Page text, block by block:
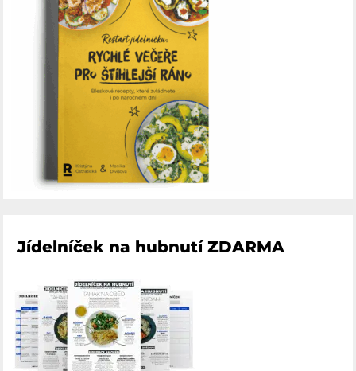
Jídelníček na hubnutí ZDARMA